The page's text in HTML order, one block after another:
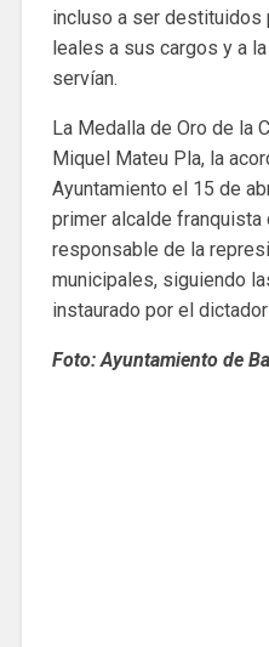
incluso a ser destituidos
leales a sus cargos y a
servían.
La Medalla de Oro de la
Miquel Mateu Pla, la
Ayuntamiento el 15 de
primer alcalde franquista
responsable de la
municipales, siguiendo
instaurado por el
Foto: Ayuntamiento de